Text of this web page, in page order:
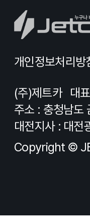
개인정보처리방
(주)제트카 대
주소 : 충청남도
대전지사 : 대전
Copyright ©